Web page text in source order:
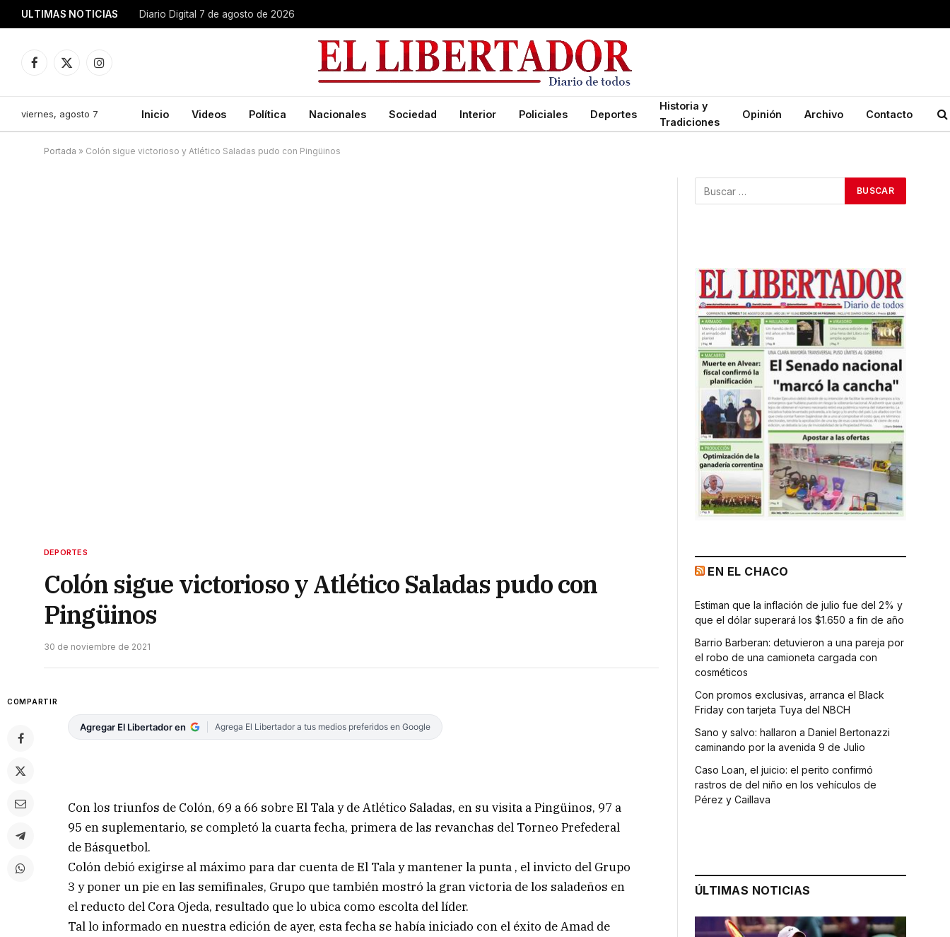
ULTIMAS NOTICIAS Diario Digital 7 de agosto de 2026
Facebook
X
Instagram
viernes, agosto 7 Inicio Videos Política Nacionales Sociedad Interior Policiales Deportes
Historia y
Tradiciones
Opinión Archivo Contacto
Portada » Colón sigue victorioso y Atlético Saladas pudo con Pingüinos
DEPORTES
Colón sigue victorioso y Atlético Saladas pudo con
Pingüinos
30 de noviembre de 2021
COMPARTIR
Agregar El Libertador en Agrega El Libertador a tus medios preferidos en Google
Con los triunfos de Colón, 69 a 66 sobre El Tala y de Atlético Saladas, en su visita a Pingüinos, 97 a
95 en suplementario, se completó la cuarta fecha, primera de las revanchas del Torneo Prefederal
de Básquetbol.
Colón debió exigirse al máximo para dar cuenta de El Tala y mantener la punta , el invicto del Grupo
3 y poner un pie en las semifinales, Grupo que también mostró la gran victoria de los saladeños en
el reducto del Cora Ojeda, resultado que lo ubica como escolta del líder.
Tal lo informado en nuestra edición de ayer, esta fecha se había iniciado con el éxito de Amad de
EN EL CHACO
Estiman que la inflación de julio fue del 2% y
que el dólar superará los $1.650 a fin de año
Barrio Barberan: detuvieron a una pareja por
el robo de una camioneta cargada con
cosméticos
Con promos exclusivas, arranca el Black
Friday con tarjeta Tuya del NBCH
Sano y salvo: hallaron a Daniel Bertonazzi
caminando por la avenida 9 de Julio
Caso Loan, el juicio: el perito confirmó
rastros de del niño en los vehículos de
Pérez y Caillava
ÚLTIMAS NOTICIAS